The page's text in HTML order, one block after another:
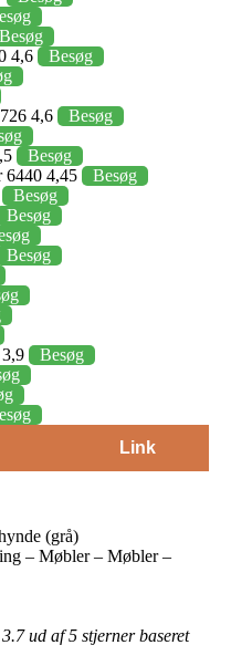
Besøg
4,6
Besøg
4,6
Besøg
Besøg
6440 4,45
Besøg
Besøg
Besøg
Besøg
Besøg
Link
(grå)
– Møbler – Møbler –
ud af 5 stjerner baseret